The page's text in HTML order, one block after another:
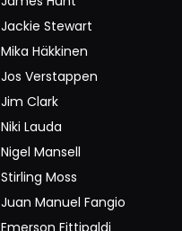
Jackie Stewart
Mika Häkkinen
Jos Verstappen
Jim Clark
Niki Lauda
Nigel Mansell
Stirling Moss
Juan Manuel Fangio
Emerson Fittipaldi